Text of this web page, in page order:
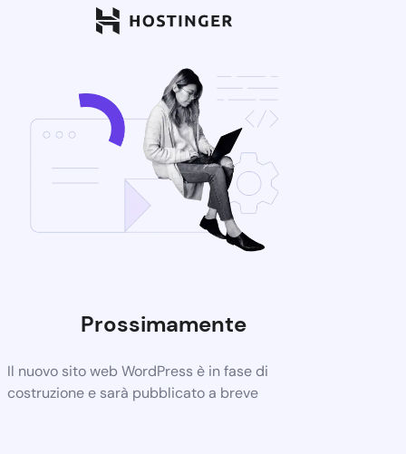
Prossimamente
Il nuovo sito web WordPress è in fase di
costruzione e sarà pubblicato a breve